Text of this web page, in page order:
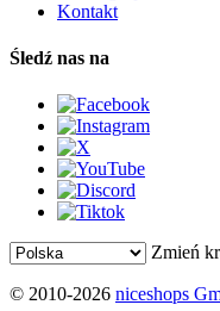
Kontakt
Śledź nas na
Zmień
© 2010-2026 niceshops